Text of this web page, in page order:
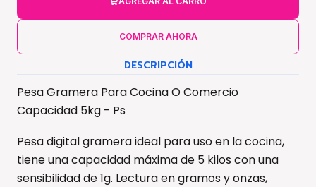
COMPRAR AHORA
DESCRIPCIÓN
Pesa Gramera Para Cocina O Comercio
Capacidad 5kg - Ps
Pesa digital gramera ideal para uso en la cocina,
tiene una capacidad máxima de 5 kilos con una
sensibilidad de 1g. Lectura en gramos y onzas,